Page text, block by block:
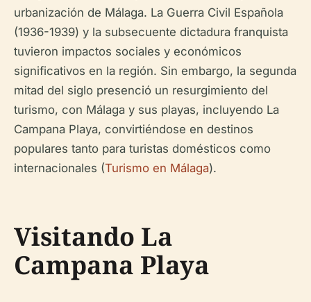
urbanización de Málaga. La Guerra Civil Española
(1936-1939) y la subsecuente dictadura franquista
tuvieron impactos sociales y económicos
significativos en la región. Sin embargo, la segunda
mitad del siglo presenció un resurgimiento del
turismo, con Málaga y sus playas, incluyendo La
Campana Playa, convirtiéndose en destinos
populares tanto para turistas domésticos como
internacionales (Turismo en Málaga).
Visitando La
Campana Playa